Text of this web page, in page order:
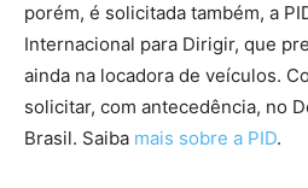
porém, é solicitada também, a
Internacional para Dirigir, que
ainda na locadora de veículos.
solicitar, com antecedência, no
Brasil. Saiba mais sobre a PID.